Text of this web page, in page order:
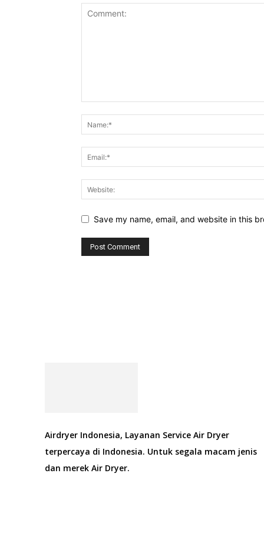
Save my name, email, and website in this
Airdryer Indonesia, Layanan Service Air Dryer
terpercaya di Indonesia. Untuk segala macam jenis
dan merek Air Dryer.